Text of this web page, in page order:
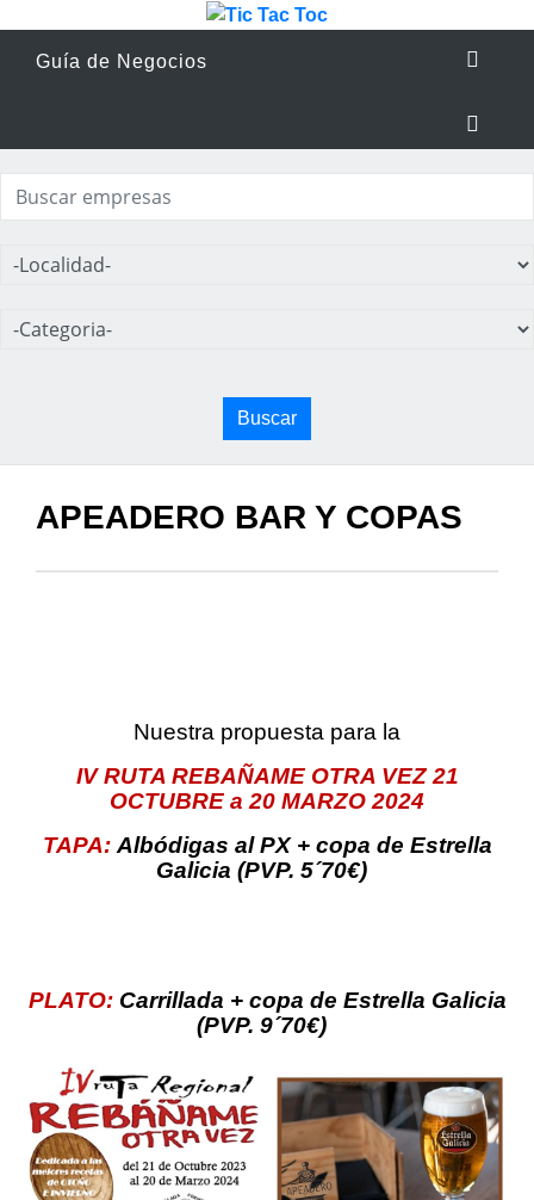
Guía de Negocios
Buscar
APEADERO BAR Y COPAS
Nuestra propuesta para la
IV RUTA REBAÑAME OTRA VEZ21
OCTUBRE a 20 MARZO 2024
TAPA: Albódigas al PX + copa de Estrella
Galicia (PVP. 5´70€)
PLATO: Carrillada + copa de Estrella Galicia
(PVP. 9´70€)